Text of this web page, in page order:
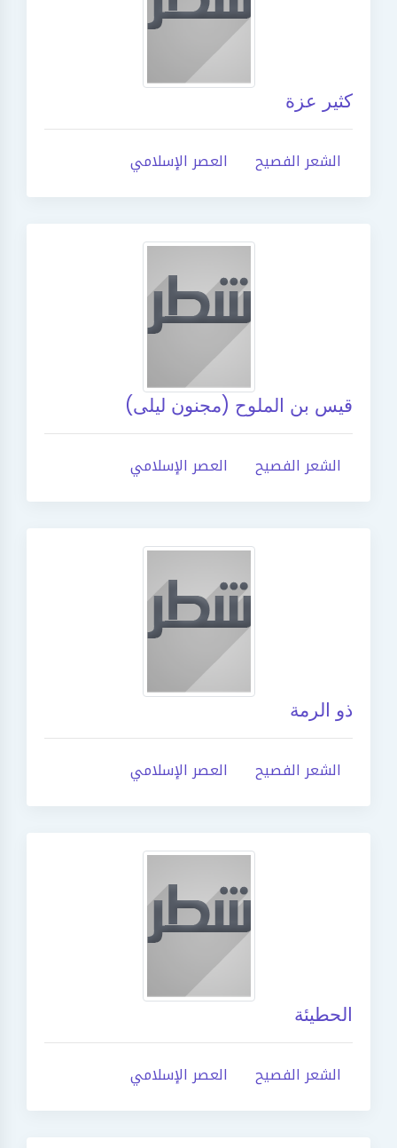
كثير عزة
الشعر الفصيح العصر الإسلامي
قيس بن الملوح (مجنون ليلى)
الشعر الفصيح العصر الإسلامي
ذو الرمة
الشعر الفصيح العصر الإسلامي
الحطيئة
الشعر الفصيح العصر الإسلامي